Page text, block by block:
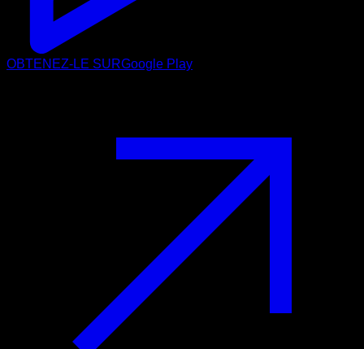
OBTENEZ-LE SURGoogle Play